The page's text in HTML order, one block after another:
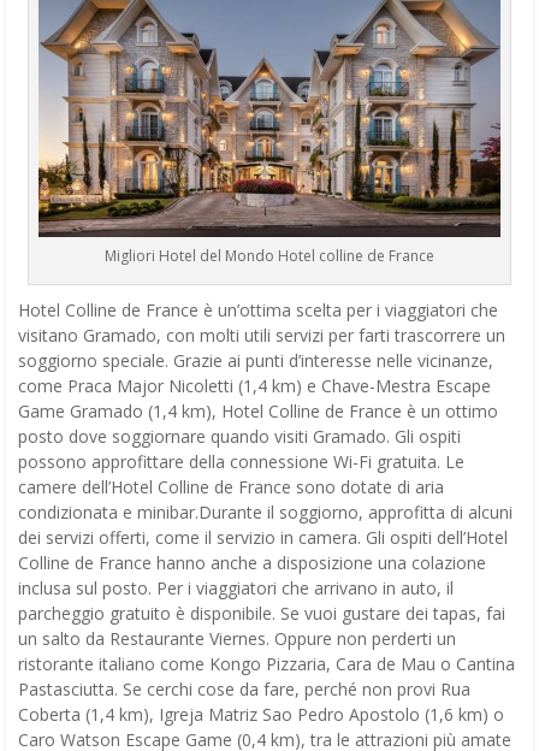
Migliori Hotel del Mondo Hotel colline de France
Hotel Colline de France è un’ottima scelta per i viaggiatori che
visitano Gramado, con molti utili servizi per farti trascorrere un
soggiorno speciale. Grazie ai punti d’interesse nelle vicinanze,
come Praca Major Nicoletti (1,4 km) e Chave-Mestra Escape
Game Gramado (1,4 km), Hotel Colline de France è un ottimo
posto dove soggiornare quando visiti Gramado. Gli ospiti
possono approfittare della connessione Wi-Fi gratuita. Le
camere dell’Hotel Colline de France sono dotate di aria
condizionata e minibar.Durante il soggiorno, approfitta di alcuni
dei servizi offerti, come il servizio in camera. Gli ospiti dell’Hotel
Colline de France hanno anche a disposizione una colazione
inclusa sul posto. Per i viaggiatori che arrivano in auto, il
parcheggio gratuito è disponibile. Se vuoi gustare dei tapas, fai
un salto da Restaurante Viernes. Oppure non perderti un
ristorante italiano come Kongo Pizzaria, Cara de Mau o Cantina
Pastasciutta. Se cerchi cose da fare, perché non provi Rua
Coberta (1,4 km), Igreja Matriz Sao Pedro Apostolo (1,6 km) o
Caro Watson Escape Game (0,4 km), tra le attrazioni più amate